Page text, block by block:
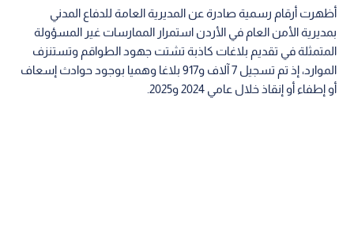
أظهرت أرقام رسمية صادرة عن المديرية العامة للدفاع المدني
بمديرية الأمن العام في الأردن استمرار الممارسات غير المسؤولة
المتمثلة في تقديم بلاغات كاذبة تشتت جهود الطواقم وتستنزف
الموارد، إذ تم تسجيل 7 آلاف و917 بلاغا وهميا بوجود حوادث إسعاف
أو إطفاء أو إنقاذ خلال عامي 2024 و2025.